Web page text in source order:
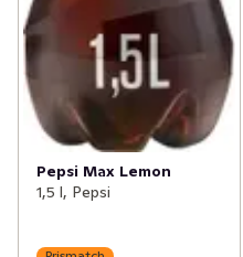
Pepsi Max Lemon
1,5 l, Pepsi